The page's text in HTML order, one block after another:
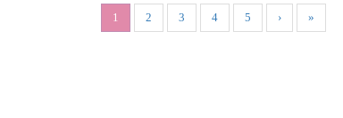
1 2 3 4 5 › »